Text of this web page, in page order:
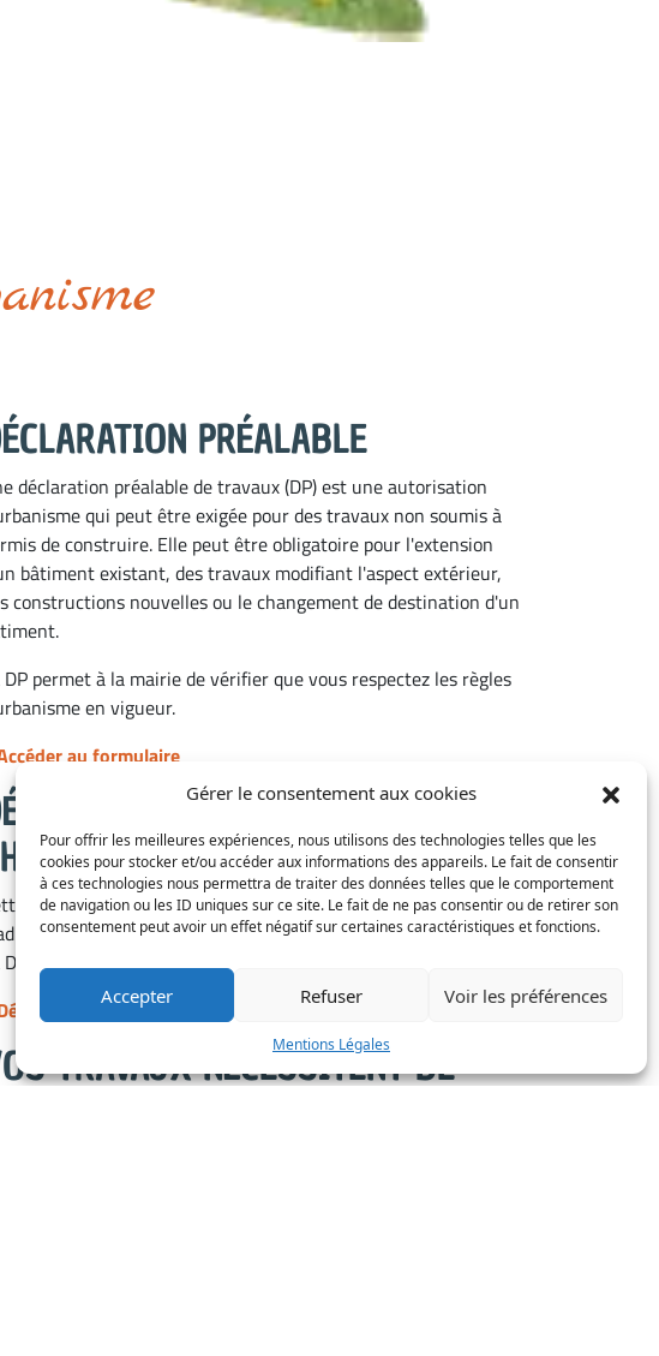
Gérer le consentement aux cookies
Pour offrir les meilleures expériences, nous utilisons des technologies telles que les
cookies pour stocker et/ou accéder aux informations des appareils. Le fait de consentir
à ces technologies nous permettra de traiter des données telles que le comportement
de navigation ou les ID uniques sur ce site. Le fait de ne pas consentir ou de retirer son
consentement peut avoir un effet négatif sur certaines caractéristiques et fonctions.
Accepter Refuser Voir les préférences
Mentions Légales
PRÉALABLE
déclaration préalable de travaux (DP) est une autorisation
qui peut être exigée pour des travaux non soumis à
de construire. Elle peut être obligatoire pour l'extension
bâtiment existant, des travaux modifiant l'aspect extérieur,
constructions nouvelles ou le changement de destination d'un
DP permet à la mairie de vérifier que vous respectez les règles
en vigueur.
au formulaire
D'OUVERTURE DE
(DOC)
demande permet de déclarer ses travaux et doit être
en 3 exemplaires au service urbanisme de la commune.
DOC concerne uniquement les bénéficiaires d'un PC ou d'un PA.
d'ouverture de chantier
TRAVAUX NÉCESSITENT DE